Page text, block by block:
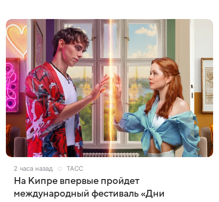
2 часа назад ТАСС
На Кипре впервые пройдет
международный фестиваль «Дни